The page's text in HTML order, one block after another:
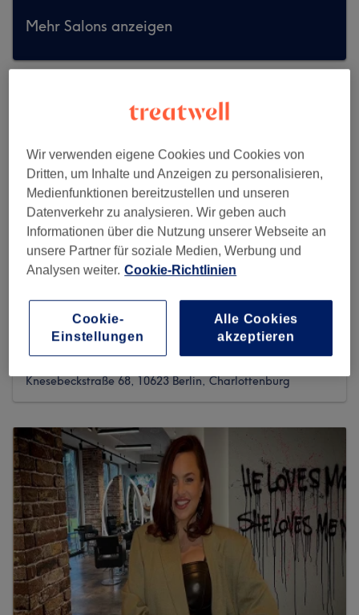
Mehr Salons anzeigen
Sebile - by Udo Walz
1570 reviews
Knesebeckstraße 68, 10623 Berlin, Charlottenburg
Wir verwenden eigene Cookies und Cookies von
Dritten, um Inhalte und Anzeigen zu personalisieren,
Medienfunktionen bereitzustellen und unseren
Datenverkehr zu analysieren. Wir geben auch
Informationen über die Nutzung unserer Webseite an
unsere Partner für soziale Medien, Werbung und
Analysen weiter. Cookie-Richtlinien
Cookie-
Einstellungen
Alle Cookies
akzeptieren